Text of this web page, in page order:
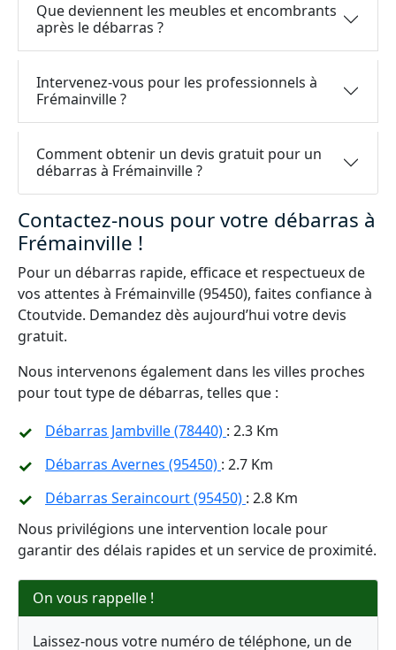
Que deviennent les meubles et encombrants
après le débarras ?
Intervenez-vous pour les professionnels à
Frémainville ?
Comment obtenir un devis gratuit pour un
débarras à Frémainville ?
Contactez-nous pour votre débarras à
Frémainville !
Pour un débarras rapide, efficace et respectueux de
vos attentes à Frémainville (95450), faites confiance à
Ctoutvide. Demandez dès aujourd’hui votre devis
gratuit.
Nous intervenons également dans les villes proches
pour tout type de débarras, telles que :
Débarras Jambville (78440) : 2.3 Km
Débarras Avernes (95450) : 2.7 Km
Débarras Seraincourt (95450) : 2.8 Km
Nous privilégions une intervention locale pour
garantir des délais rapides et un service de proximité.
On vous rappelle !
Laissez-nous votre numéro de téléphone, un de